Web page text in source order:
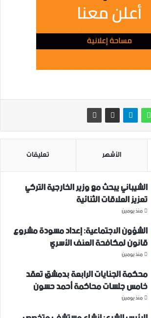
الأشهر تعليقات
الشيباني يبحث مع وزير الخارجية التركي
تعزيز العلاقات الثنائية
منذ يومين
الشؤون الاجتماعية: إعداد مسودة مشروع
قانون لمكافحة العنف الأسري ‏
منذ يومين
محكمة الجنايات الرابعة بدمشق تعقد
خامس جلسات محاكمة أحمد حسون
منذ يومين